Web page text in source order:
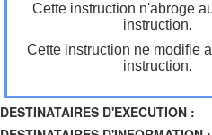
Cette instruction n'abroge
instruction.
Cette instruction ne modifie
instruction.
DESTINATAIRES D'EXECUTION :